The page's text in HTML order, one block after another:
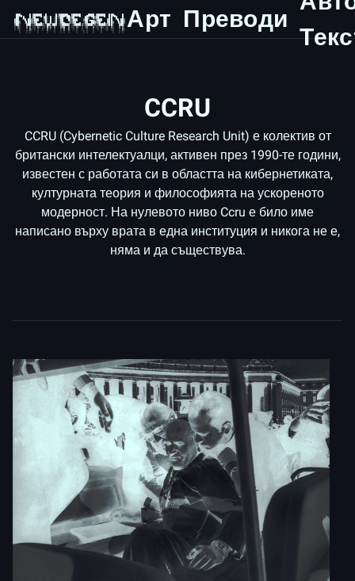
███▄    █ ▓█████  █     █░▓█████▄ ▓█████   ▄████ ▓█████  ███▄    █
██ ▀█   █ ▓█   ▀ ▓█░ █ ░█░▒██▀ ██▌▓█   ▀  ██▒ ▀█▒▓█   ▀  ██ ▀█   █
▓██  ▀█ ██▒▒███   ▒█░ █ ░█ ░██   █▌▒███   ▒██░▄▄▄░▒███   ▓██  ▀█ ██▒
▓██▒  ▐▌██▒▒▓█  ▄ ░█░ █ ░█ ░▓█▄   ▌▒▓█  ▄ ░▓█  ██▓▒▓█  ▄ ▓██▒  ▐▌██▒
▒██░   ▓██░░▒████▒░░██▒██▓ ░▒████▓ ░▒████▒░▒▓███▀▒░▒████▒▒██░   ▓██░
░ ▒░   ▒ ▒ ░░ ▒░ ░░ ▓░▒ ▒   ▒▒▓  ▒ ░░ ▒░ ░ ░▒   ▒ ░░ ▒░ ░░ ▒░   ▒ ▒
░ ░░   ░ ▒░ ░ ░  ░  ▒ ░ ░   ░ ▒  ▒  ░ ░  ░  ░   ░  ░ ░  ░░ ░░   ░ ▒░ Арт Преводи
CCRU
CCRU (Cybernetic Culture Research Unit) е колектив от
британски интелектуалци, активен през 1990-те години,
известен с работата си в областта на кибернетиката,
културната теория и философията на ускореното
модерност. На нулевото ниво Ccru е било име
написано върху врата в една институция и никога не е,
няма и да съществува.